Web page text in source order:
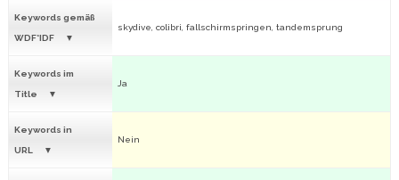
Keywords gemäß
WDF*IDF
skydive, colibri, fallschirmspringen, tandemsprung
Keywords im
Title
Ja
Keywords in
URL
Nein